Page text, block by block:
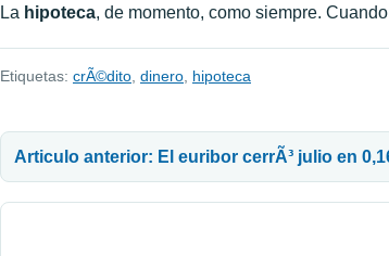
La hipoteca, de momento, como siempre.
Etiquetas: crÃ©dito dinero hipoteca
Articulo anterior: El euribor cerrÃ³ julio en